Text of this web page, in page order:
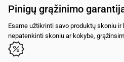
Pinigų grąžinimo
Esame užtikrinti savo produktų skoniu
nepatenkinti skoniu ar kokybe,